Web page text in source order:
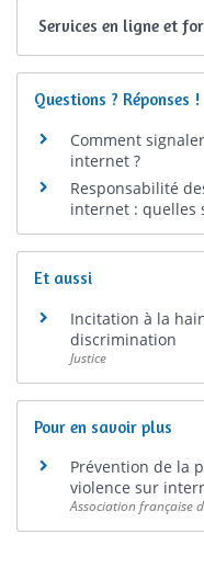
Services en ligne et
Questions ? Réponses !
Comment
internet ?
Responsabilité
internet : quelles
Et aussi
Incitation à la
discrimination
Justice
Pour en savoir plus
Prévention de la
violence sur
Association française